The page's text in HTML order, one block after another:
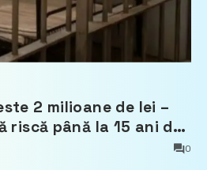
2 milioane de lei –
riscă până la 15 ani de
0